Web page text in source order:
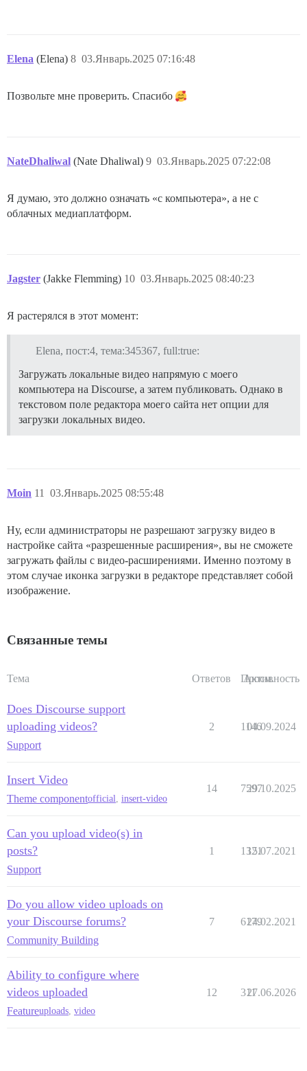
Elena (Elena) 03.Январь.2025 07:16:48
8
Позвольте мне проверить. Спасибо
NateDhaliwal (Nate Dhaliwal) 03.Январь.2025 07:22:08
9
Я думаю, это должно означать «с компьютера», а не с
облачных медиаплатформ.
Jagster (Jakke Flemming) 03.Январь.2025 08:40:23
10
Я растерялся в этот момент:
Elena, пост:4, тема:345367, full:true:
Загружать локальные видео напрямую с моего
компьютера на Discourse, а затем публиковать. Однако в
текстовом поле редактора моего сайта нет опции для
загрузки локальных видео.
Moin 03.Январь.2025 08:55:48
11
Ну, если администраторы не разрешают загрузку видео в
настройке сайта «разрешенные расширения», вы не сможете
загружать файлы с видео-расширениями. Именно поэтому в
этом случае иконка загрузки в редакторе представляет собой
изображение.
Связанные темы
Тема Ответов Просм.
Активность
Does Discourse support
uploading videos?
Support
2 1146
04.09.2024
Insert Video
Theme componentofficial, insert-video
14 7597
29.10.2025
Can you upload video(s) in
posts?
Support
1 1321
15.07.2021
Do you allow video uploads on
your Discourse forums?
Community Building
7 6179
24.02.2021
Ability to configure where
videos uploaded
Featureuploads, video
12 311
27.06.2026